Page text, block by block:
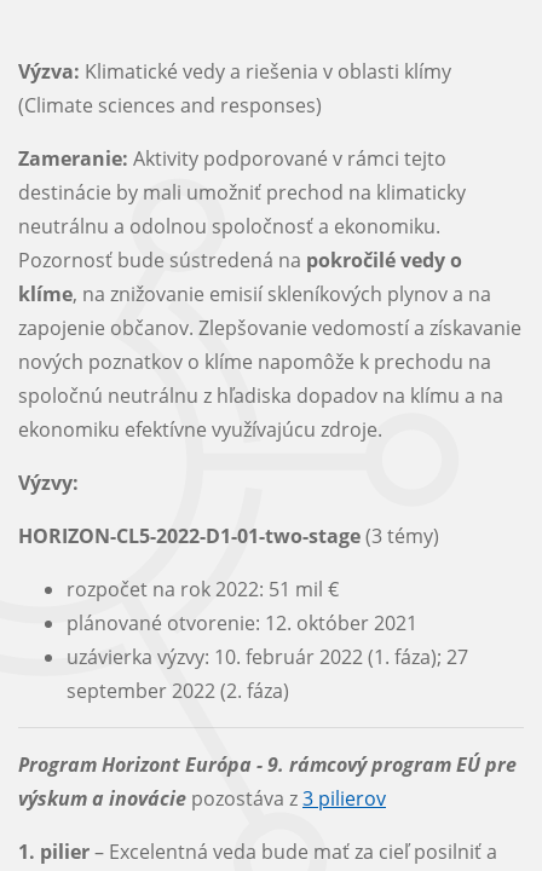
Výzva: Klimatické vedy a riešenia v oblasti klímy
(Climate sciences and responses)
Zameranie: Aktivity podporované v rámci tejto
destinácie by mali umožniť prechod na klimaticky
neutrálnu a odolnou spoločnosť a ekonomiku.
Pozornosť bude sústredená na pokročilé vedy o
klíme, na znižovanie emisií skleníkových plynov a na
zapojenie občanov. Zlepšovanie vedomostí a získavanie
nových poznatkov o klíme napomôže k prechodu na
spoločnú neutrálnu z hľadiska dopadov na klímu a na
ekonomiku efektívne využívajúcu zdroje.
Výzvy:
HORIZON-CL5-2022-D1-01-two-stage(3 témy)
rozpočet na rok 2022: 51 mil €
plánované otvorenie: 12. október 2021
uzávierka výzvy: 10. február 2022 (1. fáza); 27
september 2022 (2. fáza)
Program Horizont Európa - 9. rámcový program EÚ pre
výskum a inovácie pozostáva z3 pilierov
1. pilier– Excelentná veda bude mať za cieľ posilniť a